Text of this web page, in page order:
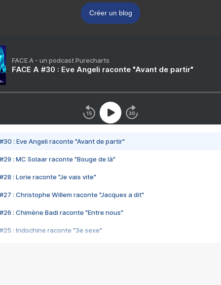
Créer un blog
FACE A - un podcast Purecharts
FACE A #30 : Eve Angeli raconte "Avant de partir"
#30 : Eve Angeli raconte "Avant de partir"
#29 : MC Solaar raconte "Bouge de là"
#28 : Lorie raconte "Je vais vite"
#27 : Christophe Willem raconte "Jacques a dit"
#26 : Chimène Badi raconte "Entre nous"
#25 : Indochine raconte "3e sexe"